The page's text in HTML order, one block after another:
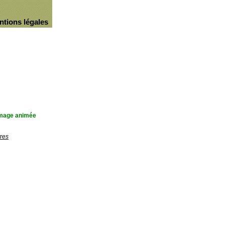
légales
animée